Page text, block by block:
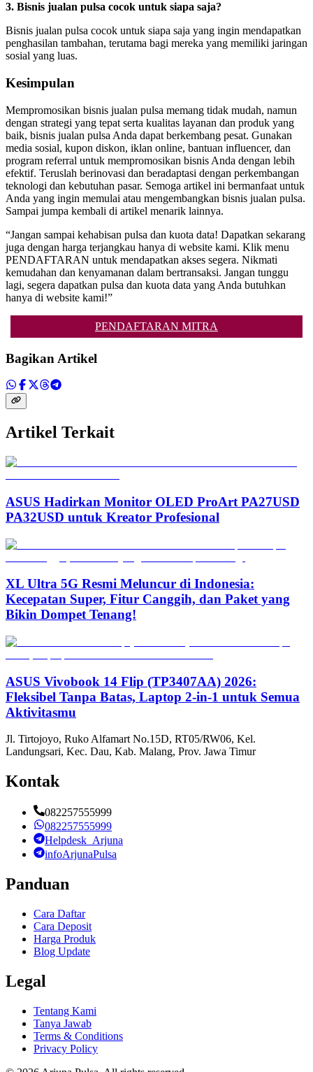
3. Bisnis jualan pulsa cocok untuk siapa saja?
Bisnis jualan pulsa cocok untuk siapa saja yang ingin mendapatkan
penghasilan tambahan, terutama bagi mereka yang memiliki jaringan
sosial yang luas.
Kesimpulan
Mempromosikan bisnis jualan pulsa memang tidak mudah, namun
dengan strategi yang tepat serta kualitas layanan dan produk yang
baik, bisnis jualan pulsa Anda dapat berkembang pesat. Gunakan
media sosial, kupon diskon, iklan online, bantuan influencer, dan
program referral untuk mempromosikan bisnis Anda dengan lebih
efektif. Teruslah berinovasi dan beradaptasi dengan perkembangan
teknologi dan kebutuhan pasar. Semoga artikel ini bermanfaat untuk
Anda yang ingin memulai atau mengembangkan bisnis jualan pulsa.
Sampai jumpa kembali di artikel menarik lainnya.
“Jangan sampai kehabisan pulsa dan kuota data! Dapatkan sekarang
juga dengan harga terjangkau hanya di website kami. Klik menu
PENDAFTARAN untuk mendapatkan akses segera. Nikmati
kemudahan dan kenyamanan dalam bertransaksi. Jangan tunggu
lagi, segera dapatkan pulsa dan kuota data yang Anda butuhkan
hanya di website kami!”
PENDAFTARAN MITRA
Bagikan Artikel
Artikel Terkait
ASUS Hadirkan Monitor OLED ProArt PA27USD
PA32USD untuk Kreator Profesional
XL Ultra 5G Resmi Meluncur di Indonesia:
Kecepatan Super, Fitur Canggih, dan Paket yang
Bikin Dompet Tenang!
ASUS Vivobook 14 Flip (TP3407AA) 2026:
Fleksibel Tanpa Batas, Laptop 2-in-1 untuk Semua
Aktivitasmu
Jl. Tirtojoyo, Ruko Alfamart No.15D, RT05/RW06, Kel.
Landungsari, Kec. Dau, Kab. Malang, Prov. Jawa Timur
Kontak
082257555999
082257555999
Helpdesk_Arjuna
infoArjunaPulsa
Panduan
Cara Daftar
Cara Deposit
Harga Produk
Blog Update
Legal
Tentang Kami
Tanya Jawab
Terms & Conditions
Privacy Policy